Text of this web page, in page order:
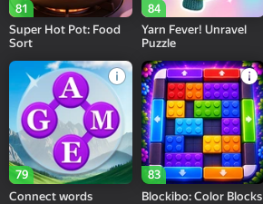
81
Super Hot Pot: Food
Sort
84
Yarn Fever! Unravel
Puzzle
79
Connect words
83
Blockibo: Color Blocks